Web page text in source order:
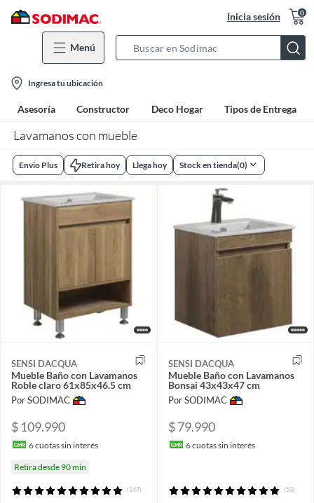
Inicia sesión 0
Menú
Bar
location-
icon
Ingresa tu ubicación
Asesoría Constructor Deco Hogar Tipos de Entrega
Lavamanos con mueble
Envio Plus Retira hoy Llega hoy Stock en tienda(0)
SENSI DACQUA
Mueble Baño con Lavamanos
Roble claro 61x85x46.5 cm
Por SODIMAC
$ 109.990
6cuotas sin interés
Retira desde 90 min
(147)
SENSI DACQUA
Mueble Baño con Lavamanos
Bonsai 43x43x47 cm
Por SODIMAC
$ 79.990
6cuotas sin interés
(53)